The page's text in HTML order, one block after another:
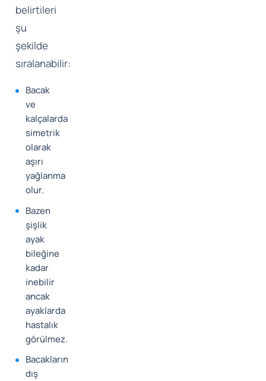
belirtileri
şu
şekilde
sıralanabilir:
Bacak
ve
kalçalarda
simetrik
olarak
aşırı
yağlanma
olur.
Bazen
şişlik
ayak
bileğine
kadar
inebilir
ancak
ayaklarda
hastalık
görülmez.
Bacakların
dış